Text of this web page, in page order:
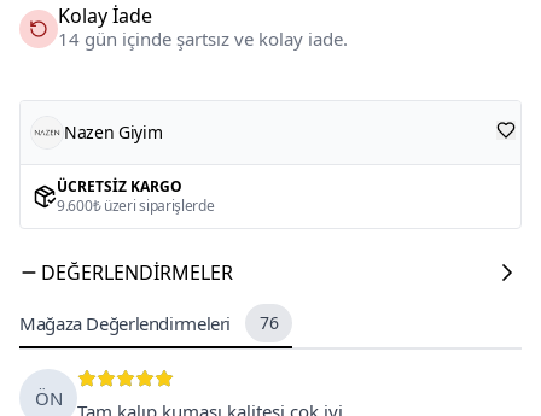
Kolay İade
14 gün içinde şartsız ve kolay iade.
Nazen Giyim
ÜCRETSIZ KARGO
9.600₺ üzeri siparişlerde
DEĞERLENDIRMELER
Mağaza Değerlendirmeleri 76
ÖN
Tam kalıp kumaşı kalitesi çok iyi.